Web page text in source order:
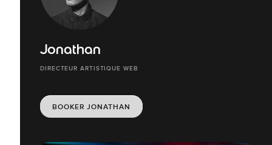
Jonathan
DIRECTEUR ARTISTIQUE WEB
BOOKER JONATHAN